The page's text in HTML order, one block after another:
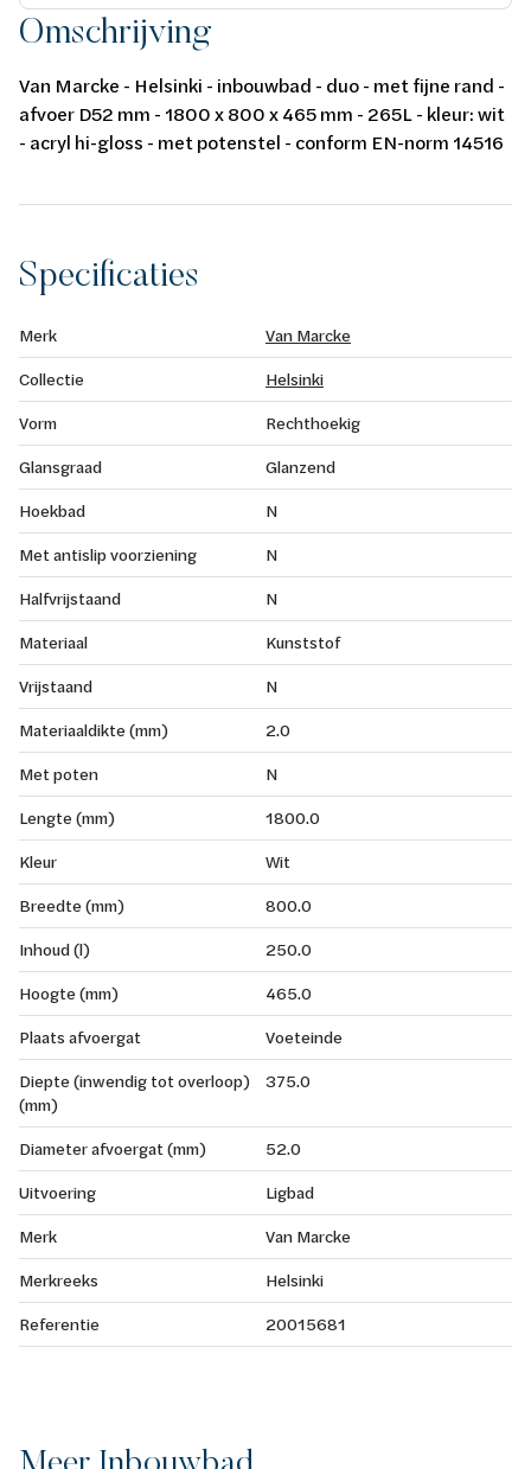
Omschrijving
Van Marcke - Helsinki - inbouwbad - duo - met fijne rand -
afvoer D52 mm - 1800 x 800 x 465 mm - 265L - kleur: wit
- acryl hi-gloss - met potenstel - conform EN-norm 14516
Specificaties
Merk
Van Marcke
Collectie
Helsinki
Vorm
Rechthoekig
Glansgraad
Glanzend
Hoekbad
N
Met antislip voorziening
N
Halfvrijstaand
N
Materiaal
Kunststof
Vrijstaand
N
Materiaaldikte (mm)
2.0
Met poten
N
Lengte (mm)
1800.0
Kleur
Wit
Breedte (mm)
800.0
Inhoud (l)
250.0
Hoogte (mm)
465.0
Plaats afvoergat
Voeteinde
Diepte (inwendig tot overloop)
(mm)
375.0
Diameter afvoergat (mm)
52.0
Uitvoering
Ligbad
Merk
Van Marcke
Merkreeks
Helsinki
Referentie
20015681